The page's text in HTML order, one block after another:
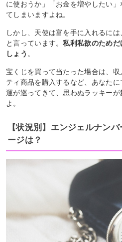
に使おうか」「お金を増やしたい
てしまいますよね。
しかし、天使は富を手に入れるに
と言っています。私利私欲のためだ
しょう 。
宝くじを買って当たった場合は、
ティ商品を購入するなど、あなた
運が巡ってきて、思わぬラッキー
よ。
【状況別】エンジェルナン
ージは？